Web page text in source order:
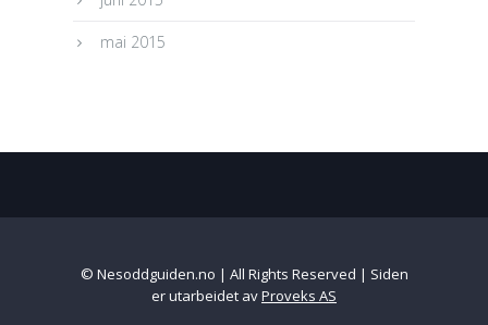
mai 2015
© Nesoddguiden.no | All Rights Reserved | Siden
er utarbeidet avProveks AS